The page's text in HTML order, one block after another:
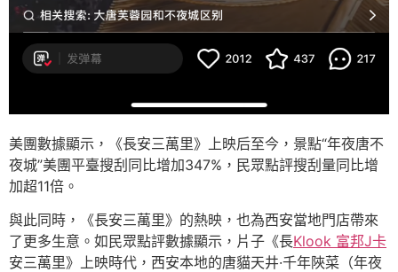
美團數據顯示，《長安三萬里》上映后至今，景點“年夜唐不
夜城”美團平臺搜刮同比增加347%，民眾點評搜刮量同比增
加超11倍。
與此同時，《長安三萬里》的熱映，也為西安當地門店帶來
了更多生意。如民眾點評數據顯示，片子《長Klook 富邦J卡
安三萬里》上映時代，西安本地的唐貓天井·千年陜菜（年夜